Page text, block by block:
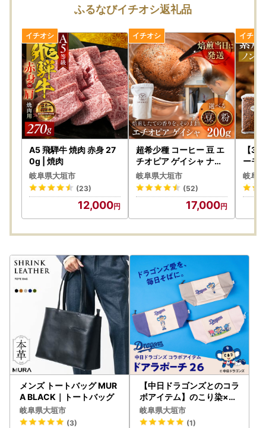
ふるなびイチオシ返礼品
A5 飛騨牛 焼肉 赤身 27
0g | 焼肉
岐阜県大垣市
(23)
12,000
超希少種 コーヒー 豆 エ
チオピア ゲイシャ ナチ
ュラル 200g｜コーヒー
岐阜県大垣市
(52)
17,000
【3
ーモ
袋）
岐阜
メンズ トートバッグ MUR
A BLACK｜トートバッグ
岐阜県大垣市
(3)
【中日ドラゴンズとのコラ
ボアイテム】のこり染×ド
アラポーチ26 ブルーベリ
ー
岐阜県大垣市
(1)